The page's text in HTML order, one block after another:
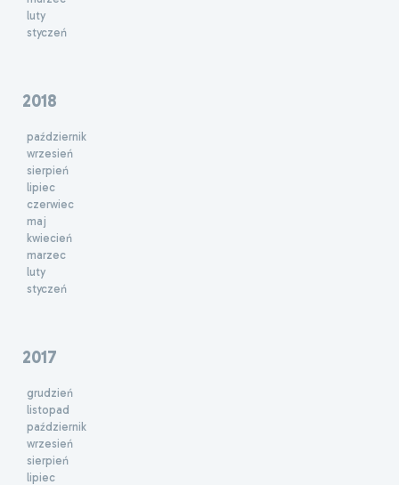
luty
styczeń
2018
październik
wrzesień
sierpień
lipiec
czerwiec
maj
kwiecień
marzec
luty
styczeń
2017
grudzień
listopad
październik
wrzesień
sierpień
lipiec